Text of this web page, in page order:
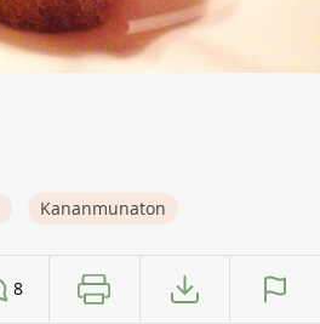
Kananmunaton
8